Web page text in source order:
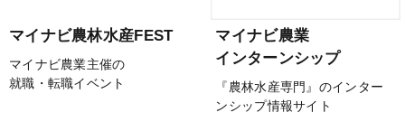
マイナビ農林水産FEST
マイナビ農業主催の
就職・転職イベント
マイナビ農業
インターンシップ
『農林水産専門』のインター
ンシップ情報サイト